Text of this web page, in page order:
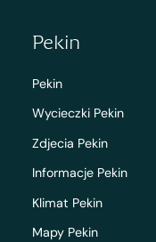
Pekin
Pekin
Wycieczki Pekin
Zdjecia Pekin
Informacje Pekin
Klimat Pekin
Mapy Pekin